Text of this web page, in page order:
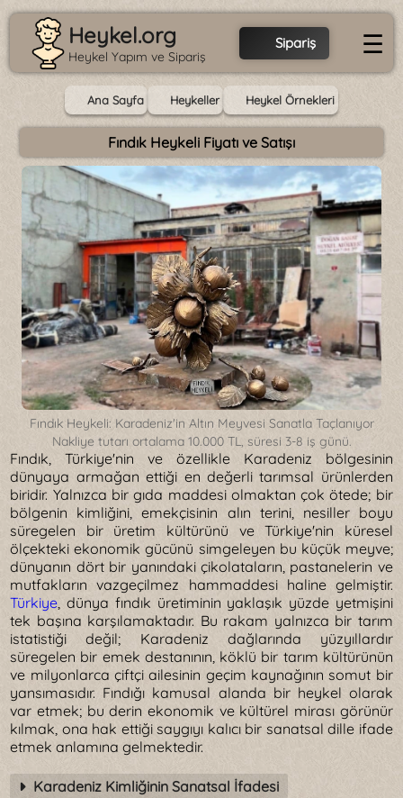
Heykel.org
Heykel Yapım ve Sipariş
Sipariş ☰
Ana Sayfa Heykeller Heykel Örnekleri
Fındık Heykeli Fiyatı ve Satışı
Fındık Heykeli: Karadeniz'in Altın Meyvesi Sanatla Taçlanıyor
Nakliye tutarı ortalama 10.000 TL, süresi 3-8 iş günü.
Fındık, Türkiye'nin ve özellikle Karadeniz bölgesinin
dünyaya armağan ettiği en değerli tarımsal ürünlerden
biridir. Yalnızca bir gıda maddesi olmaktan çok ötede; bir
bölgenin kimliğini, emekçisinin alın terini, nesiller boyu
süregelen bir üretim kültürünü ve Türkiye'nin küresel
ölçekteki ekonomik gücünü simgeleyen bu küçük meyve;
dünyanın dört bir yanındaki çikolataların, pastanelerin ve
mutfakların vazgeçilmez hammaddesi haline gelmiştir.
Türkiye, dünya fındık üretiminin yaklaşık yüzde yetmişini
tek başına karşılamaktadır. Bu rakam yalnızca bir tarım
istatistiği değil; Karadeniz dağlarında yüzyıllardır
süregelen bir emek destanının, köklü bir tarım kültürünün
ve milyonlarca çiftçi ailesinin geçim kaynağının somut bir
yansımasıdır. Fındığı kamusal alanda bir heykel olarak
var etmek; bu derin ekonomik ve kültürel mirası görünür
kılmak, ona hak ettiği saygıyı kalıcı bir sanatsal dille ifade
etmek anlamına gelmektedir.
Karadeniz Kimliğinin Sanatsal İfadesi